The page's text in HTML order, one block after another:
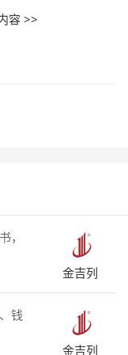
容 >>
，
金吉列
钱
金吉列